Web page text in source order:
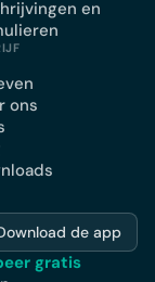
en
ons
de app
gratis